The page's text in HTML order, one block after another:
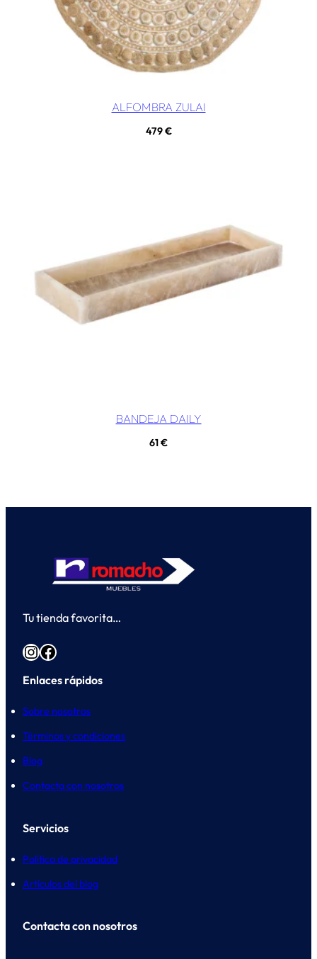
ALFOMBRA ZULAI
479€
BANDEJA DAILY
61€
Tu tienda favorita…
InstagramFacebook
Enlaces rápidos
Sobre nosotros
Términos y condiciones
Blog
Contacta con nosotros
Servicios
Política de privacidad
Artículos del blog
Contacta con nosotros